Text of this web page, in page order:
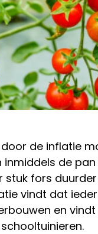
de inflatie
de pan
stuk fors
vindt dat
en